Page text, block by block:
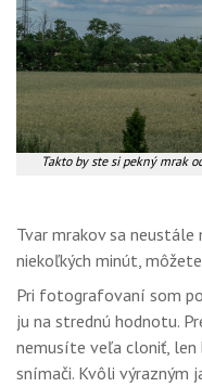
Takto by ste si pekný mrak
Tvar mrakov sa neustále
niekoľkých minút,
Pri fotografovaní som
ju na strednú hodnotu.
nemusíte veľa cloniť,
snímači. Kvôli výrazným